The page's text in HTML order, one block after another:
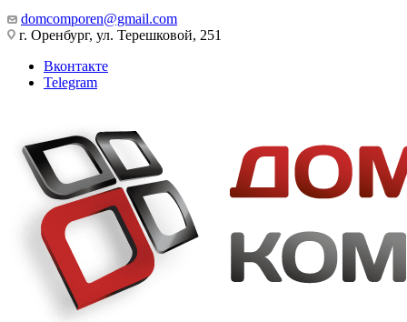
domcomporen@gmail.com
г. Оренбург, ул. Терешковой, 251
Вконтакте
Telegram